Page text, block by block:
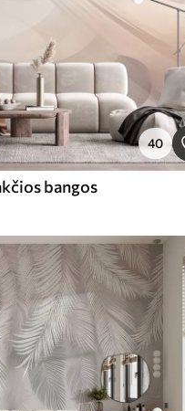
40
bangos